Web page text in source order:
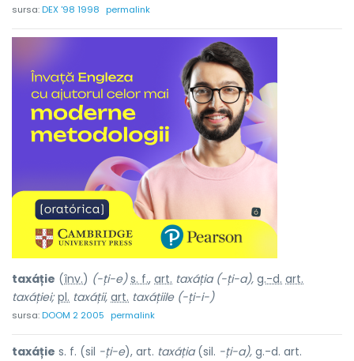
sursa:DEX '98 1998 permalink
taxáție (înv.) (-ți-e) s. f., art. taxáția (-ți-a), g.-d. art.
taxáției; pl. taxáții, art. taxáțiile (-ți-i-)
sursa:DOOM 2 2005 permalink
taxáție s. f. (sil -ți-e), art. taxáția(sil. -ți-a), g.-d. art.